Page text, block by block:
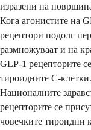
изразени на
Кога агонистите на
рецептори подолг
размножуваат и на
GLP-1 рецепторите
тироидните C-
Националните
рецепторите се
човечките тироидни